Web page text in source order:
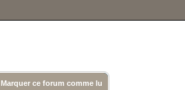
Marquer ce forum comme lu